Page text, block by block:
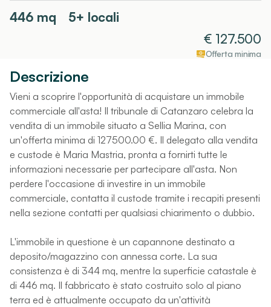
446 mq
5+ locali
€ 127.500
Offerta minima
Descrizione
Vieni a scoprire l'opportunità di acquistare un immobile
commerciale all'asta! Il tribunale di Catanzaro celebra la
vendita di un immobile situato a Sellia Marina, con
un'offerta minima di 127500.00 €. Il delegato alla vendita
e custode è Maria Mastria, pronta a fornirti tutte le
informazioni necessarie per partecipare all'asta. Non
perdere l'occasione di investire in un immobile
commerciale, contatta il custode tramite i recapiti presenti
nella sezione contatti per qualsiasi chiarimento o dubbio.
L'immobile in questione è un capannone destinato a
deposito/magazzino con annessa corte. La sua
consistenza è di 344 mq, mentre la superficie catastale è
di 446 mq. Il fabbricato è stato costruito solo al piano
terra ed è attualmente occupato da un'attività